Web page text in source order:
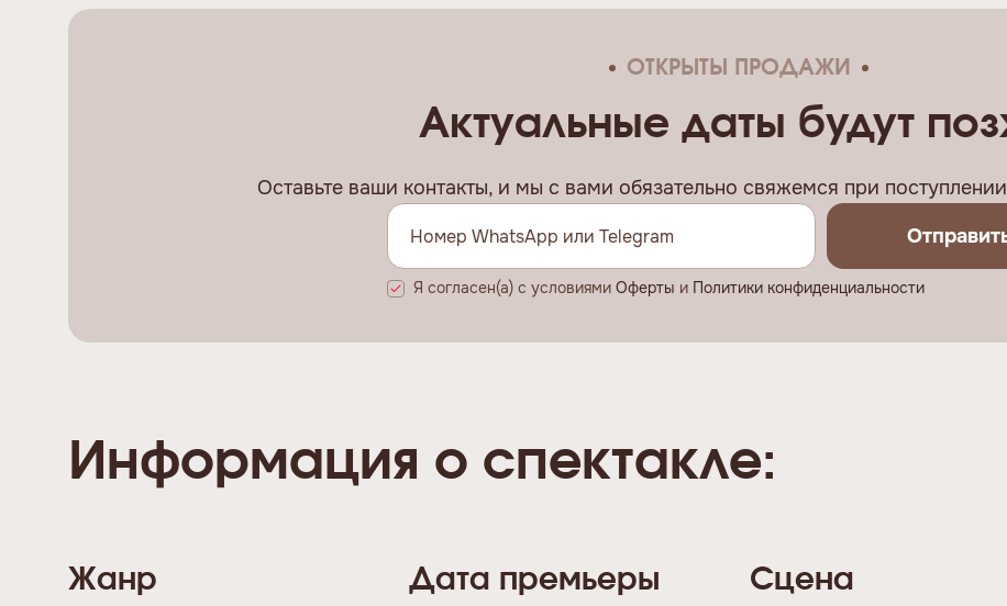
ОТКРЫТЫ ПРОДАЖИ
Актуальные даты будут
Оставьте ваши контакты, и мы c вами обязательно свяжемся при поступлении
Я согласен(а) с условиями Оферты и Политики конфиденциальности
Информация о спектакле:
Жанр Дата премьеры Сцена